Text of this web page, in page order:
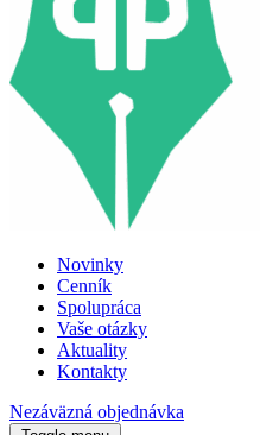
Novinky
Cenník
Spolupráca
Vaše otázky
Aktuality
Kontakty
Nezáväzná objednávka